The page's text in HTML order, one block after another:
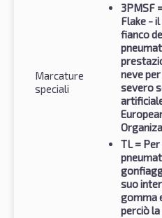
Marcature
speciali
3PMSF
Flake -
fianco
neve
severo
TL= Per
suo
gomma
perciò